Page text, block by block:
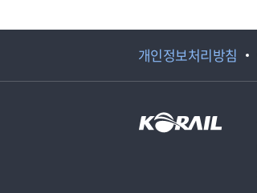
개인정보처리방침